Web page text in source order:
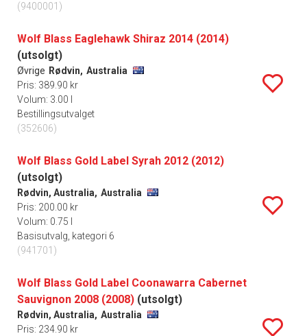
(9400001)
Wolf Blass Eaglehawk Shiraz 2014 (2014)
(utsolgt)
Øvrige Rødvin, Australia
Pris: 389.90 kr
Volum: 3.00 l
Bestillingsutvalget
(352606)
Wolf Blass Gold Label Syrah 2012 (2012)
(utsolgt)
Rødvin, Australia, Australia
Pris: 200.00 kr
Volum: 0.75 l
Basisutvalg, kategori 6
(941701)
Wolf Blass Gold Label Coonawarra Cabernet
Sauvignon 2008 (2008) (utsolgt)
Rødvin, Australia, Australia
Pris: 234.90 kr